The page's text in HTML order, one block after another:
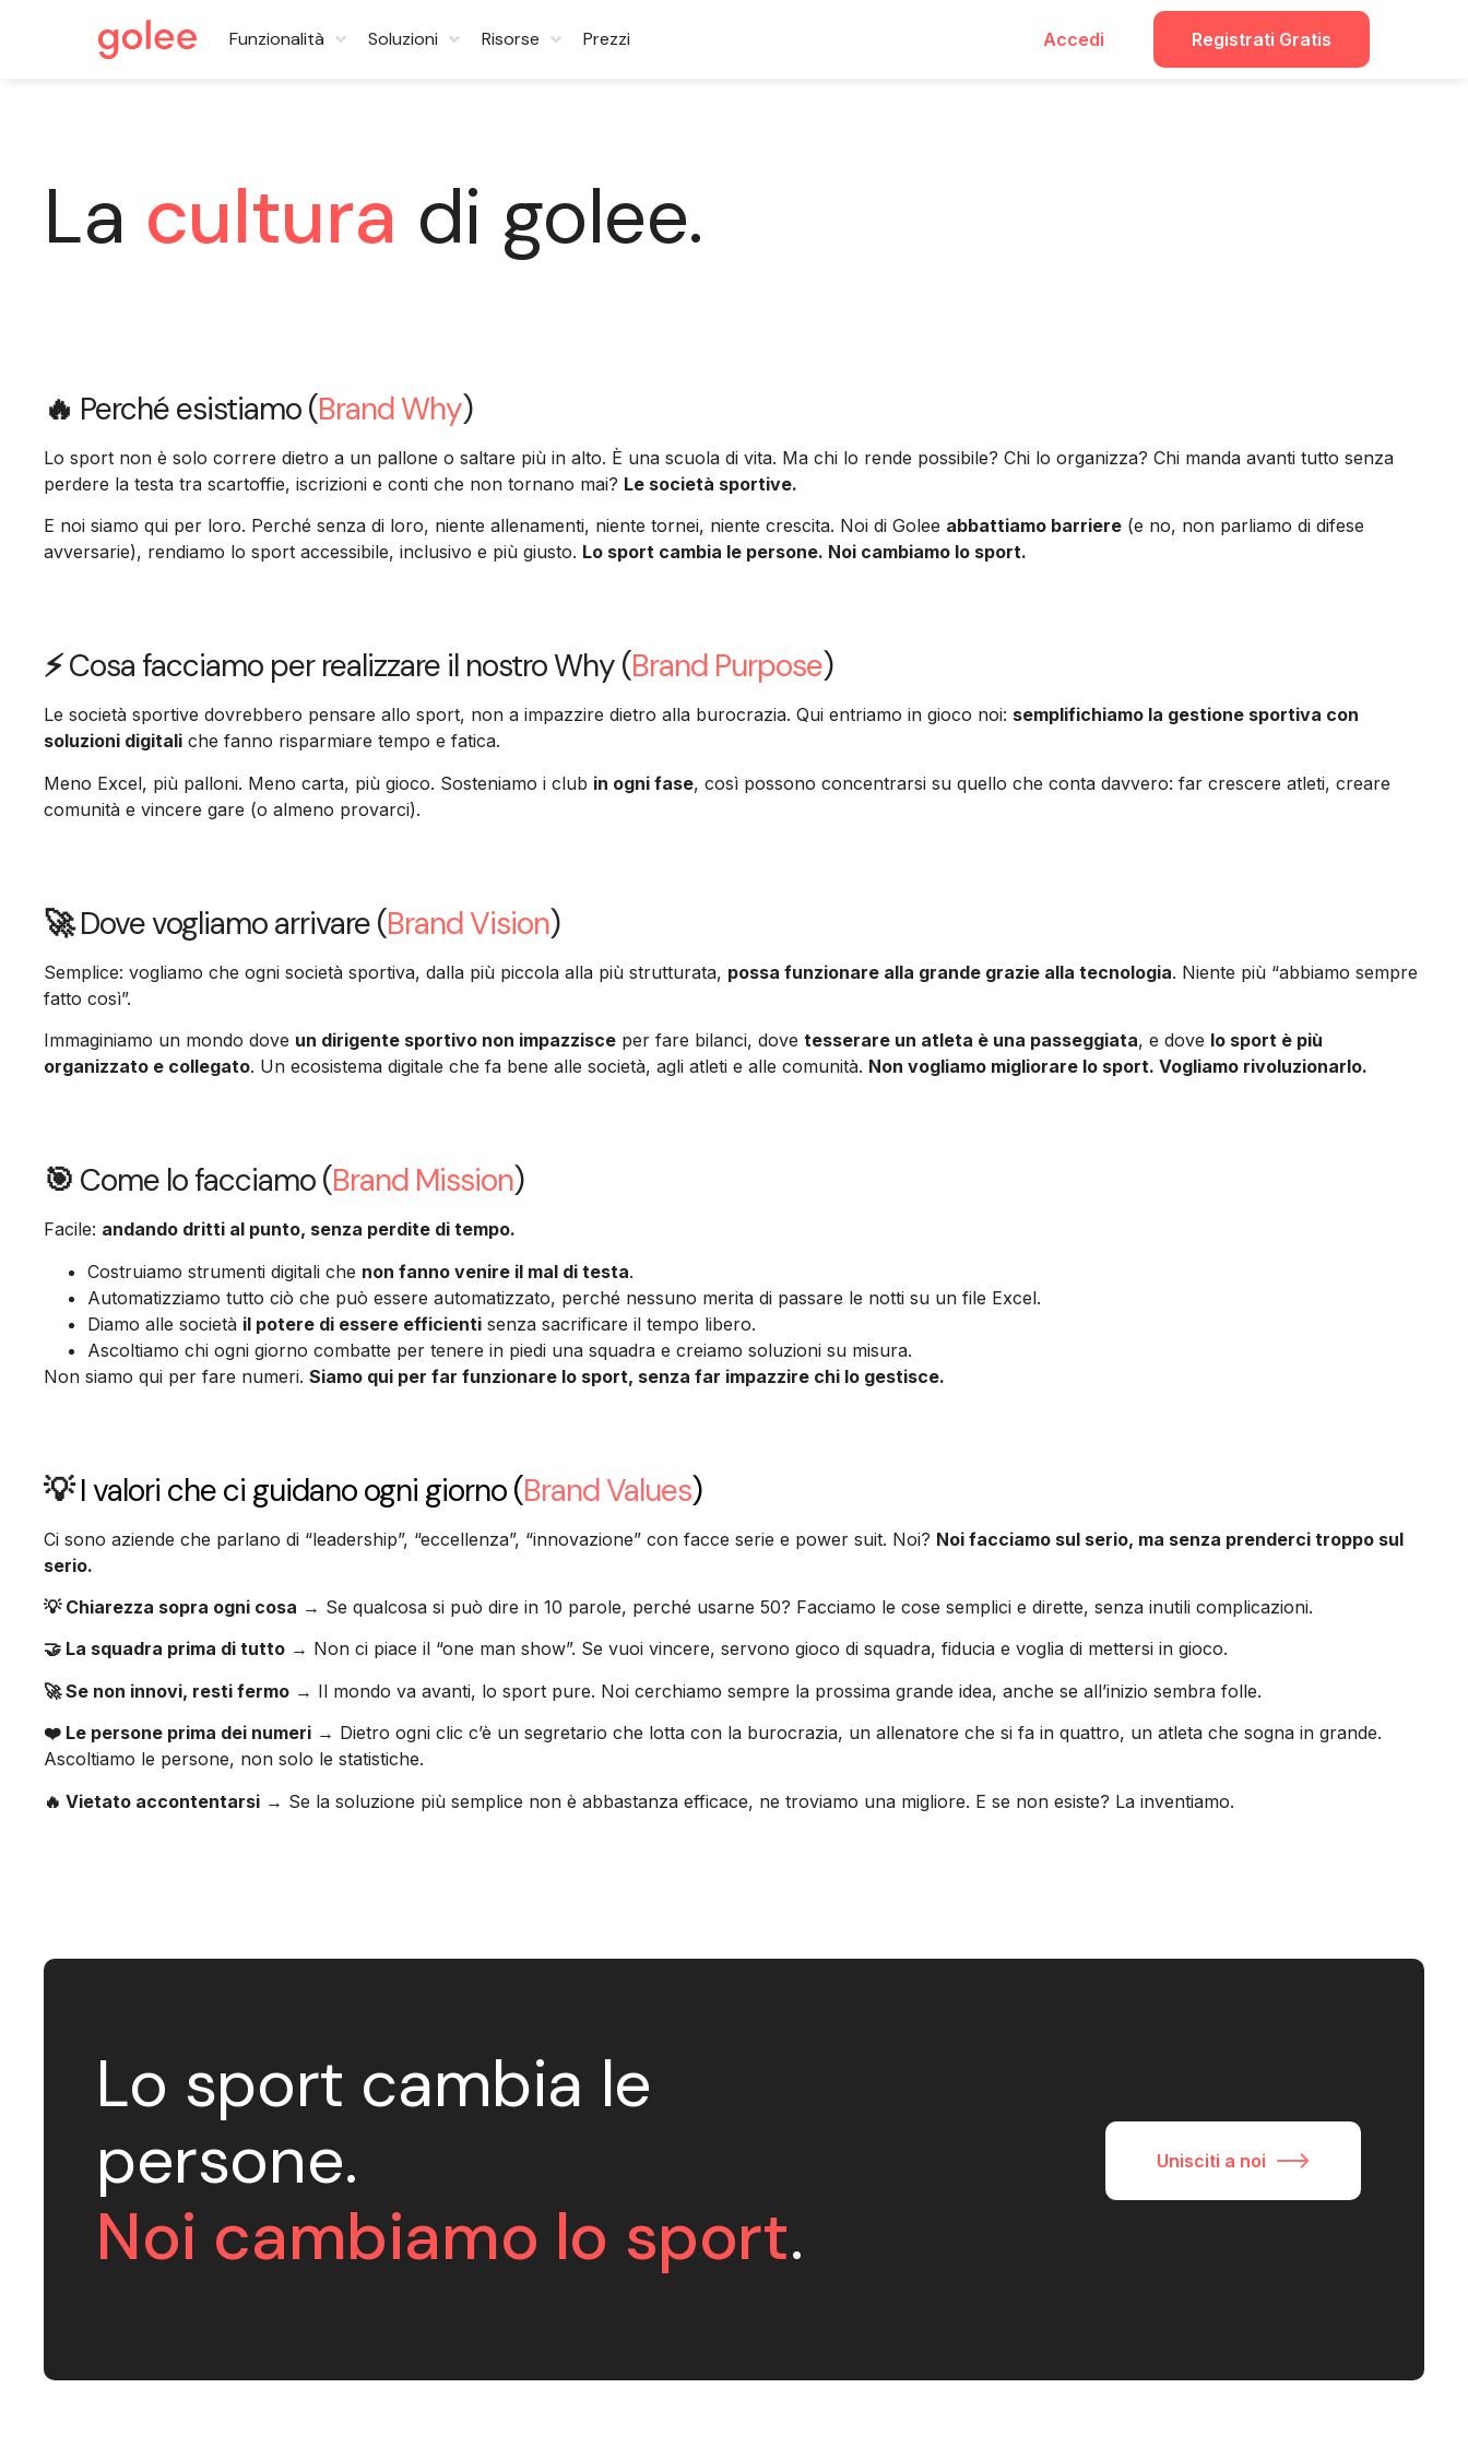
Funzionalità Soluzioni Risorse Prezzi Accedi Registrati Gratis
La cultura di golee.
🔥 Perché esistiamo (Brand Why)
Lo sport non è solo correre dietro a un pallone o saltare più in alto. È una scuola di vita. Ma chi lo rende possibile? Chi lo organizza? Chi manda avanti tutto senza
perdere la testa tra scartoffie, iscrizioni e conti che non tornano mai? Le società sportive.
E noi siamo qui per loro. Perché senza di loro, niente allenamenti, niente tornei, niente crescita. Noi di Golee abbattiamo barriere (e no, non parliamo di difese
avversarie), rendiamo lo sport accessibile, inclusivo e più giusto. Lo sport cambia le persone. Noi cambiamo lo sport.
⚡Cosa facciamo per realizzare il nostro Why (Brand Purpose)
Le società sportive dovrebbero pensare allo sport, non a impazzire dietro alla burocrazia. Qui entriamo in gioco noi: semplifichiamo la gestione sportiva con
soluzioni digitali che fanno risparmiare tempo e fatica.
Meno Excel, più palloni. Meno carta, più gioco. Sosteniamo i club in ogni fase, così possono concentrarsi su quello che conta davvero: far crescere atleti, creare
comunità e vincere gare (o almeno provarci).
🚀Dove vogliamo arrivare (Brand Vision)
Semplice: vogliamo che ogni società sportiva, dalla più piccola alla più strutturata, possa funzionare alla grande grazie alla tecnologia. Niente più “abbiamo sempre
fatto così”.
Immaginiamo un mondo dove un dirigente sportivo non impazzisce per fare bilanci, dove tesserare un atleta è una passeggiata, e dove lo sport è più
organizzato e collegato. Un ecosistema digitale che fa bene alle società, agli atleti e alle comunità. Non vogliamo migliorare lo sport. Vogliamo rivoluzionarlo.
🎯 Come lo facciamo (Brand Mission)
Facile: andando dritti al punto, senza perdite di tempo.
Costruiamo strumenti digitali che non fanno venire il mal di testa.
Automatizziamo tutto ciò che può essere automatizzato, perché nessuno merita di passare le notti su un file Excel.
Diamo alle società il potere di essere efficienti senza sacrificare il tempo libero.
Ascoltiamo chi ogni giorno combatte per tenere in piedi una squadra e creiamo soluzioni su misura.
Non siamo qui per fare numeri. Siamo qui per far funzionare lo sport, senza far impazzire chi lo gestisce.
💡I valori che ci guidano ogni giorno(Brand Values)
Ci sono aziende che parlano di “leadership”, “eccellenza”, “innovazione” con facce serie e power suit. Noi? Noi facciamo sul serio, ma senza prenderci troppo sul
serio.
💡 Chiarezza sopra ogni cosa → Se qualcosa si può dire in 10 parole, perché usarne 50? Facciamo le cose semplici e dirette, senza inutili complicazioni.
🤝 La squadra prima di tutto → Non ci piace il “one man show”. Se vuoi vincere, servono gioco di squadra, fiducia e voglia di mettersi in gioco.
🚀 Se non innovi, resti fermo → Il mondo va avanti, lo sport pure. Noi cerchiamo sempre la prossima grande idea, anche se all’inizio sembra folle.
❤️ Le persone prima dei numeri → Dietro ogni clic c’è un segretario che lotta con la burocrazia, un allenatore che si fa in quattro, un atleta che sogna in grande.
Ascoltiamo le persone, non solo le statistiche.
🔥 Vietato accontentarsi → Se la soluzione più semplice non è abbastanza efficace, ne troviamo una migliore. E se non esiste? La inventiamo.
Lo sport cambia le
persone.
Noi cambiamo lo sport.
Unisciti a noi